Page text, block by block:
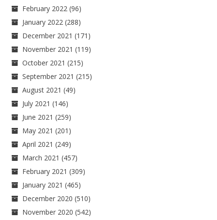
February 2022 (96)
January 2022 (288)
December 2021 (171)
November 2021 (119)
October 2021 (215)
September 2021 (215)
August 2021 (49)
July 2021 (146)
June 2021 (259)
May 2021 (201)
April 2021 (249)
March 2021 (457)
February 2021 (309)
January 2021 (465)
December 2020 (510)
November 2020 (542)